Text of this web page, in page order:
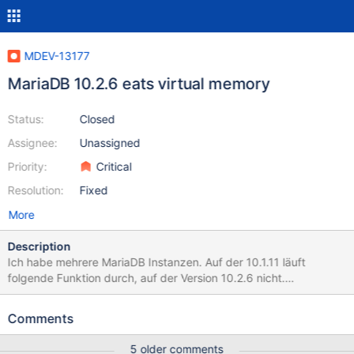
MDEV-13177
MariaDB 10.2.6 eats virtual memory
Status:
Assignee:
Priority:
Resolution:
Closed
Unassigned
Critical
Fixed
More
Description
Ich habe mehrere MariaDB Instanzen. Auf der 10.1.11 läuft
folgende Funktion durch, auf der Version 10.2.6 nicht.
Fehlermeldung: SQL Fehler (5) nicht genügend Speicher. Ich rufe
eingebettet in einem INPUT Statement, welches ich hier
Comments
5 older comments